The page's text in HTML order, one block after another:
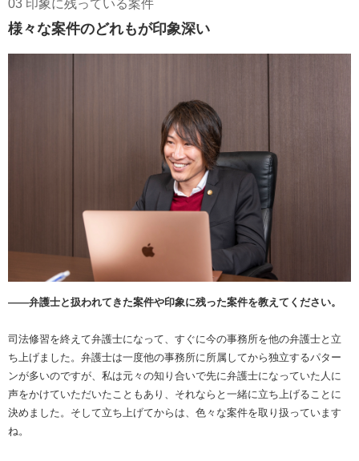
03 印象に残っている案件
様々な案件のどれもが印象深い
――弁護士と扱われてきた案件や印象に残った案件を教えてください。
司法修習を終えて弁護士になって、すぐに今の事務所を他の弁護士と立
ち上げました。弁護士は一度他の事務所に所属してから独立するパター
ンが多いのですが、私は元々の知り合いで先に弁護士になっていた人に
声をかけていただいたこともあり、それならと一緒に立ち上げることに
決めました。そして立ち上げてからは、色々な案件を取り扱っています
ね。